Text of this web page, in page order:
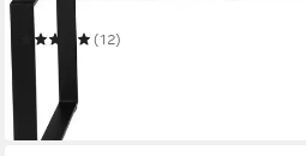
110 x 45 x 70 cm
(12)
149,99 €
-57%
in 2-4 Werktagen bei dir